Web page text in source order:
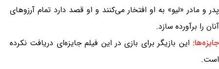
پدر و مادر «لیو» به او افتخار می‌کنند و او قصد دارد تمام آرزوهای
آنان را برآورده سازد.
جایزه‌ها:این بازیگر برای بازی در این فیلم جایزه‌ای دریافت نکرده
است.